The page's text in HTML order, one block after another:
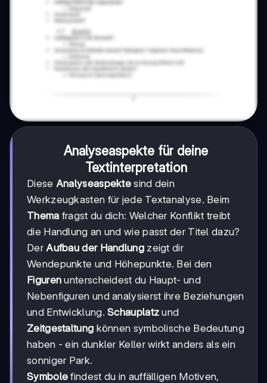
Analyseaspekte für deine
Textinterpretation
Diese Analyseaspekte sind dein
Werkzeugkasten für jede Textanalyse. Beim
Thema fragst du dich: Welcher Konflikt treibt
die Handlung an und wie passt der Titel dazu?
Der Aufbau der Handlungzeigt dir
Wendepunkte und Höhepunkte. Bei den
Figuren unterscheidest du Haupt- und
Nebenfiguren und analysierst ihre Beziehungen
und Entwicklung.Schauplatz und
Zeitgestaltung können symbolische Bedeutung
haben - ein dunkler Keller wirkt anders als ein
sonniger Park.
Symbole findest du in auffälligen Motiven,